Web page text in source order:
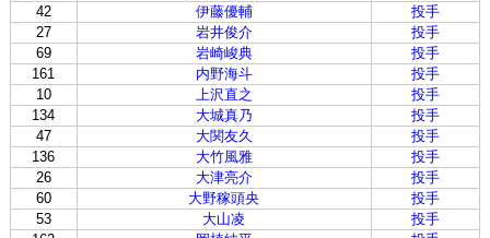
42
伊藤優輔
投手
27
岩井俊介
投手
69
岩崎峻典
投手
161
内野海斗
投手
10
上沢直之
投手
134
大城真乃
投手
47
大関友久
投手
136
大竹風雅
投手
26
大津亮介
投手
60
大野稼頭央
投手
53
大山凌
投手